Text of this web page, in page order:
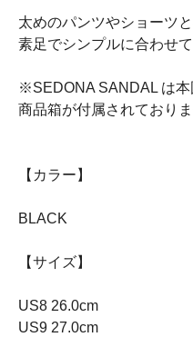
太めのパンツやショーツ
素足でシンプルに合わせて
※SEDONA SANDAL は
商品箱が付属されておりま
【カラー】
BLACK
【サイズ】
US8 26.0cm
US9 27.0cm